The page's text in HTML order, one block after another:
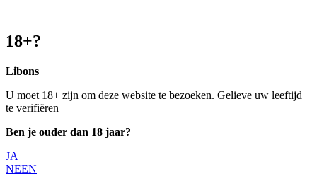
18+?
Libons
U moet 18+ zijn om deze website te bezoeken. Gelieve uw leeftijd
te verifiëren
Ben je ouder dan 18 jaar?
JA
NEEN